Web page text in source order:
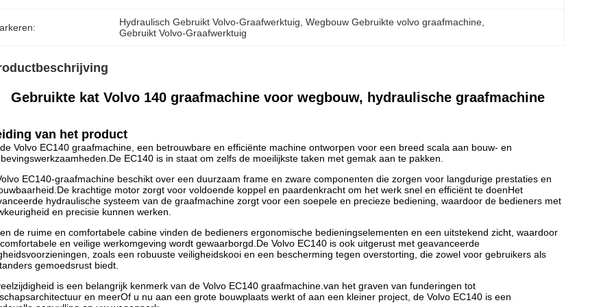
Hydraulisch Gebruikt Volvo-Graafwerktuig , Wegbouw Gebruikte volvo graafmachine
Gebruikt Volvo-Graafwerktuig
Gebruikte kat Volvo 140 graafmachine voor wegbouw, hydraulische graafmachine
van het product
Volvo EC140 graafmachine, een betrouwbare en efficiënte machine ontworpen voor een breed scala aan bouw- en
EC140 is in staat om zelfs de moeilijkste taken met gemak aan te pakken.
EC140-graafmachine beschikt over een duurzaam frame en zware componenten die zorgen voor langdurige prestaties en
krachtige motor zorgt voor voldoende koppel en paardenkracht om het werk snel en efficiënt te doenHet
hydraulische systeem van de graafmachine zorgt voor een soepele en precieze bediening, waardoor de bedieners met
en precisie kunnen werken.
de ruime en comfortabele cabine vinden de bedieners ergonomische bedieningselementen en een uitstekend zicht, waardoor
en veilige werkomgeving wordt gewaarborgd.De Volvo EC140 is ook uitgerust met geavanceerde
zoals een robuuste veiligheidskooi en een bescherming tegen overstorting, die zowel voor gebruikers als
gemoedsrust biedt.
is een belangrijk kenmerk van de Volvo EC140 graafmachine.van het graven van funderingen tot
en meerOf u nu aan een grote bouwplaats werkt of aan een kleiner project, de Volvo EC140 is een